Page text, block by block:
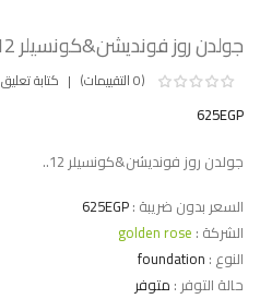
جولدن روز فونديشن&كونسيلر 12
(0 التقييمات) كتابة تعليق
625EGP
جولدن روز فونديشن&كونسيلر 12..
السعر بدون ضريبة :625EGP
الشركة : golden rose
النوع : foundation
حالة التوفر : متوفر